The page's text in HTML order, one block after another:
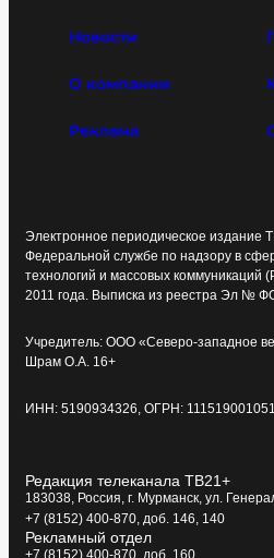
Новости
О компании
Реклама
Электронное периодическое издание
Федеральной службе по надзору в
технологий и массовых коммуникаций
2011 года. Выписка из реестра Эл №
Учредитель: ООО «Северо-западное
Шрам О.А. 16+
ИНН: 5190934326, ОГРН:
Редакция телеканала ТВ21+
183038, Россия, г. Мурманск, ул.
+7 (8152) 400-870, доб. 146, 140
Рекламный отдел
+7 (8152) 400-870, доб. 160